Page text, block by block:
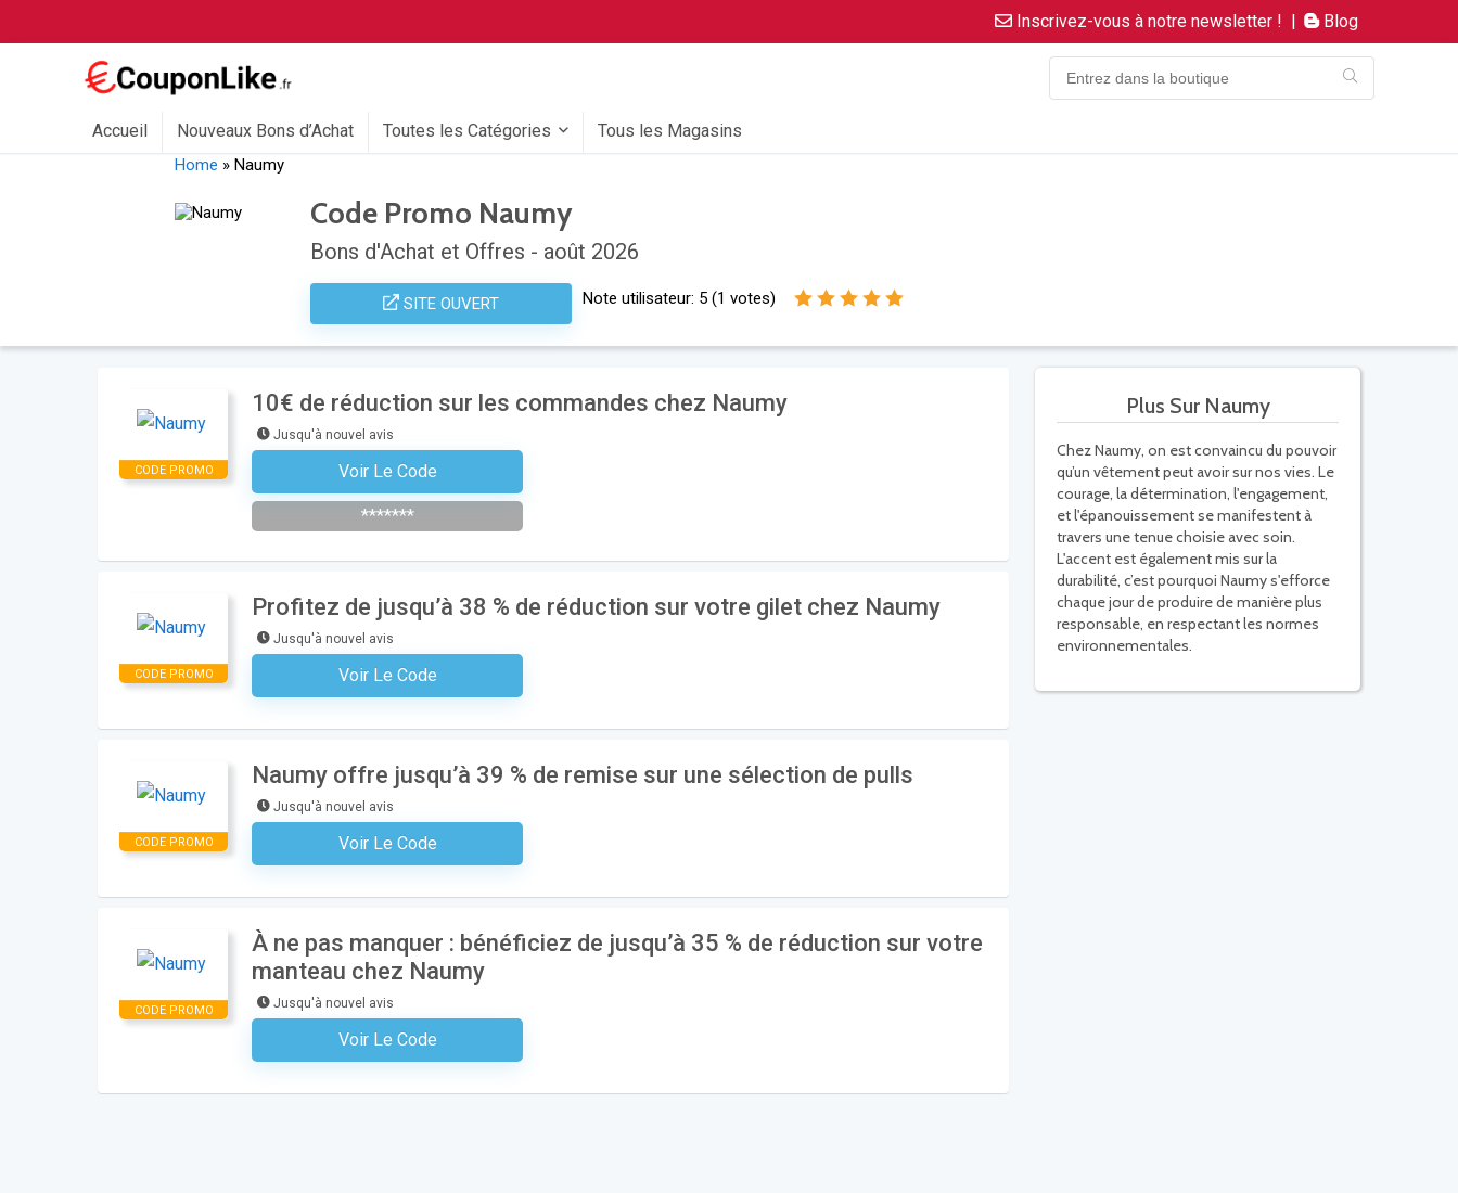
Inscrivez-vous à notre newsletter ! | Blog
Accueil Nouveaux Bons d’Achat Toutes les Catégories Tous les Magasins
Home »Naumy
Code Promo Naumy
Bons d'Achat et Offres - août 2026
SITE OUVERT Note utilisateur: 5 (1 votes)
Plus Sur Naumy
Chez Naumy, on est convaincu du pouvoir
qu’un vêtement peut avoir sur nos vies. Le
courage, la détermination, l'engagement,
et l'épanouissement se manifestent à
travers une tenue choisie avec soin.
L'accent est également mis sur la
durabilité, c’est pourquoi Naumy s'efforce
chaque jour de produire de manière plus
responsable, en respectant les normes
environnementales.
CODE PROMO
10€ de réduction sur les commandes chez Naumy
Jusqu'à nouvel avis
Voir Le Code
S'inscrire À La Newsletter
*******
CODE PROMO
Profitez de jusqu’à 38 % de réduction sur votre gilet chez Naumy
Jusqu'à nouvel avis
Voir Le Code
Aucun Code N'est Nécessaire
CODE PROMO
Naumy offre jusqu’à 39 % de remise sur une sélection de pulls
Jusqu'à nouvel avis
Voir Le Code
Aucun Code N'est Nécessaire
CODE PROMO
À ne pas manquer : bénéficiez de jusqu’à 35 % de réduction sur votre
manteau chez Naumy
Jusqu'à nouvel avis
Voir Le Code
Aucun Code N'est Nécessaire